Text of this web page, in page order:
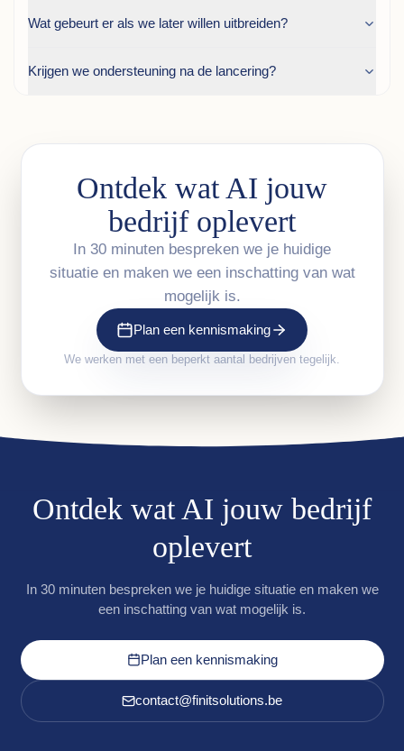
Wat gebeurt er als we later willen uitbreiden?
Krijgen we ondersteuning na de lancering?
Ontdek wat AI jouw
bedrijf oplevert
In 30 minuten bespreken we je huidige
situatie en maken we een inschatting van wat
mogelijk is.
Plan een kennismaking
We werken met een beperkt aantal bedrijven tegelijk.
Ontdek wat AI jouw bedrijf
oplevert
In 30 minuten bespreken we je huidige situatie en maken we
een inschatting van wat mogelijk is.
Plan een kennismaking
contact@finitsolutions.be